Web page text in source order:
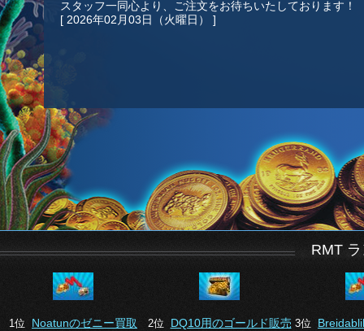
スタッフ一同心より、ご注文をお待ちいたしております！
[ 2026年02月03日（火曜日） ]
RMT
1位 Noatunのゼニー買取 2位 DQ10用のゴールド販売 3位